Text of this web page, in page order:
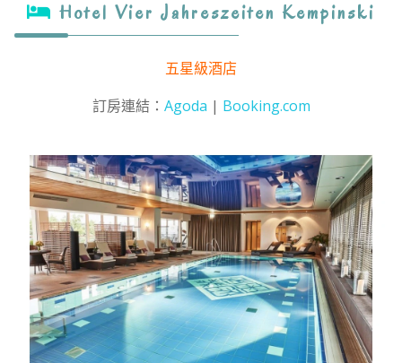
Hotel Vier Jahreszeiten Kempinski
五星級酒店
訂房連結： Agoda | Booking.com